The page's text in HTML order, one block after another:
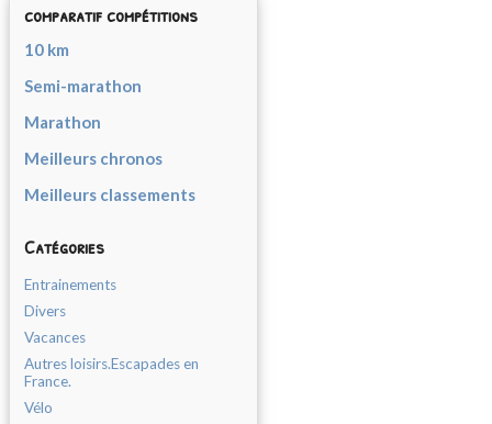
comparatif compétitions
10 km
Semi-marathon
Marathon
Meilleurs chronos
Meilleurs classements
Catégories
Entrainements
Divers
Vacances
Autres loisirs.Escapades en
France.
Vélo